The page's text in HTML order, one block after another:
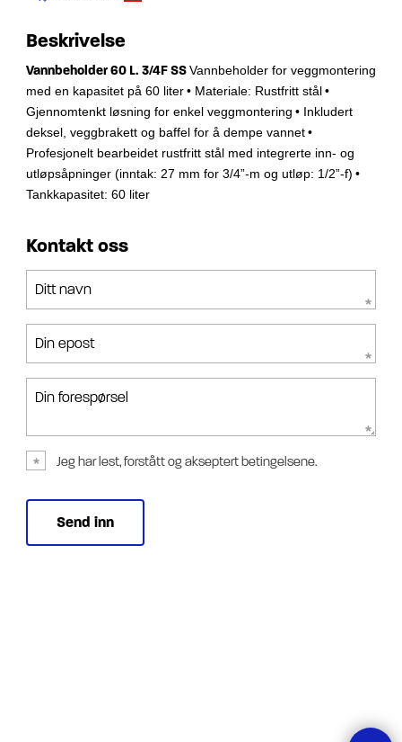
Beskrivelse
Vannbeholder 60 L. 3/4F SSVannbeholder for veggmontering
med en kapasitet på 60 liter• Materiale: Rustfritt stål•
Gjennomtenkt løsning for enkel veggmontering • Inkludert
deksel, veggbrakett og baffel for å dempe vannet•
Profesjonelt bearbeidet rustfritt stål med integrerte inn- og
utløpsåpninger (inntak: 27 mm for 3/4”-m og utløp: 1/2”-f) •
Tankkapasitet: 60 liter
Kontakt oss
Ditt navn
Din epost
Din forespørsel
Jeg har lest, forstått og akseptert betingelsene.